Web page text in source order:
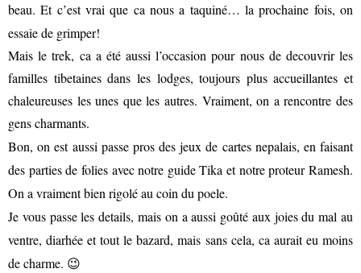
beau. Et c’est vrai que ca nous a taquiné… la prochaine fois, on
essaie de grimper!
Mais le trek, ca a été aussi l’occasion pour nous de decouvrir les
familles tibetaines dans les lodges, toujours plus accueillantes et
chaleureuses les unes que les autres. Vraiment, on a rencontre des
gens charmants.
Bon, on est aussi passe pros des jeux de cartes nepalais, en faisant
des parties de folies avec notre guide Tika et notre proteur Ramesh.
On a vraiment bien rigolé au coin du poele.
Je vous passe les details, mais on a aussi goûté aux joies du mal au
ventre, diarhée et tout le bazard, mais sans cela, ca aurait eu moins
de charme. 😉